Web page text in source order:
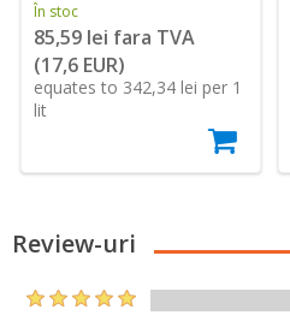
În stoc
85,59 lei fara TVA
(17,6 EUR)
equates to 342,34 lei per 1
lit
Review-uri